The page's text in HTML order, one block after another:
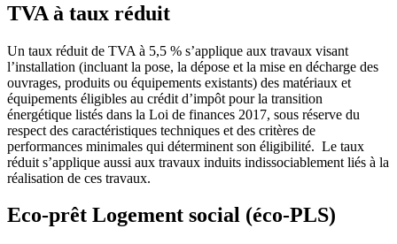
TVA à taux réduit
Un taux réduit de TVA à 5,5 % s’applique aux travaux visant
l’installation (incluant la pose, la dépose et la mise en décharge des
ouvrages, produits ou équipements existants) des matériaux et
équipements éligibles au crédit d’impôt pour la transition
énergétique listés dans la Loi de finances 2017, sous réserve du
respect des caractéristiques techniques et des critères de
performances minimales qui déterminent son éligibilité. Le taux
réduit s’applique aussi aux travaux induits indissociablement liés à la
réalisation de ces travaux.
Eco-prêt Logement social (éco-PLS)